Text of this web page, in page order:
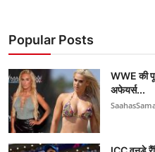
Popular Posts
WWE की
अफेयर्स...